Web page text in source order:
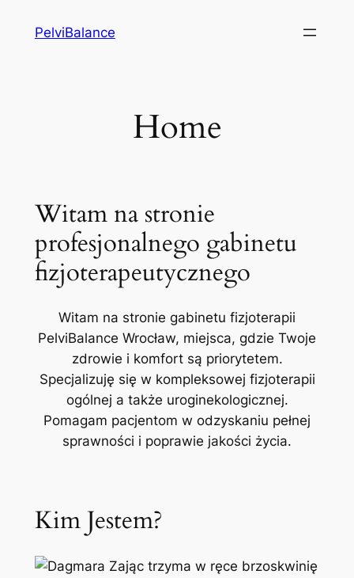
PelviBalance
Home
Witam na stronie
profesjonalnego gabinetu
fizjoterapeutycznego
Witam na stronie gabinetu fizjoterapii
PelviBalance Wrocław, miejsca, gdzie Twoje
zdrowie i komfort są priorytetem.
Specjalizuję się w kompleksowej fizjoterapii
ogólnej a także uroginekologicznej.
Pomagam pacjentom w odzyskaniu pełnej
sprawności i poprawie jakości życia.
Kim Jestem?